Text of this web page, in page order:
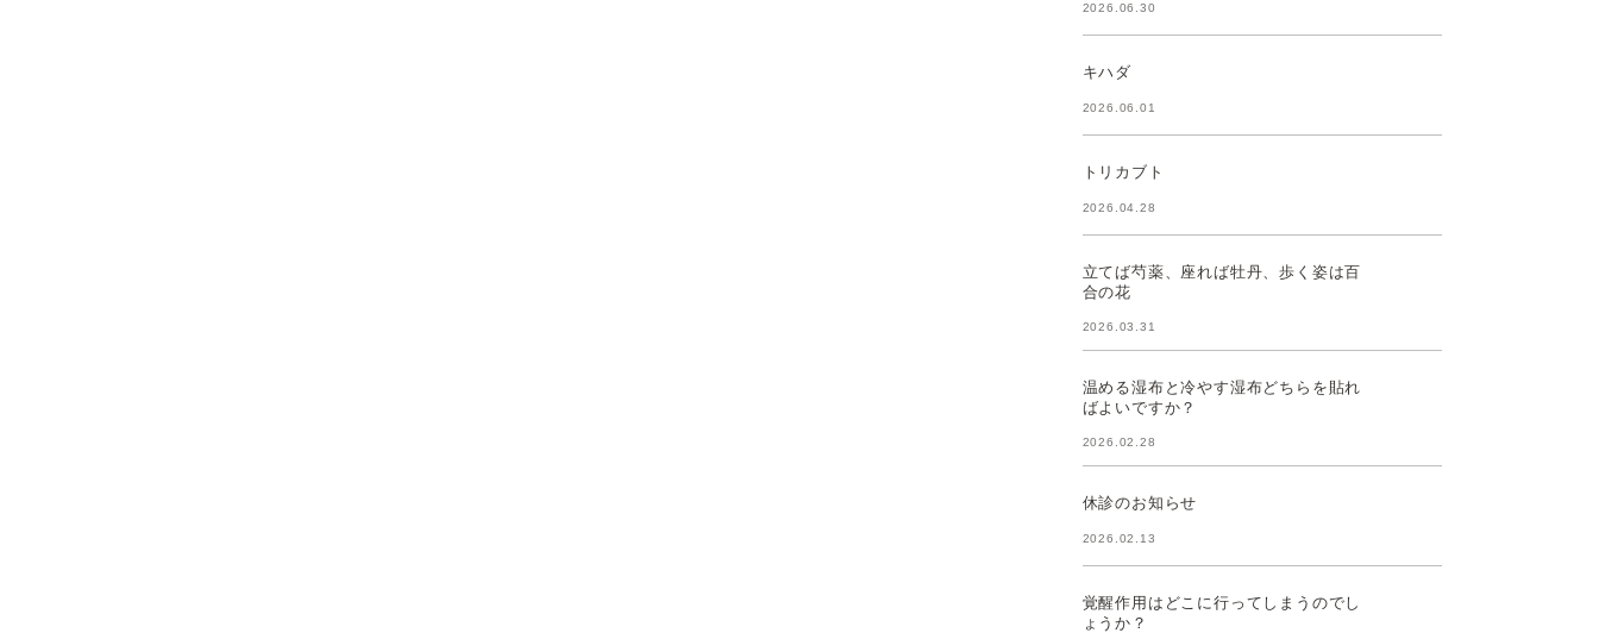
2026.06.30
キハダ
2026.06.01
トリカブト
2026.04.28
立てば芍薬、座れば牡丹、歩く姿は百
合の花
2026.03.31
温める湿布と冷やす湿布どちらを貼れ
ばよいですか？
2026.02.28
休診のお知らせ
2026.02.13
覚醒作用はどこに行ってしまうのでし
ょうか？